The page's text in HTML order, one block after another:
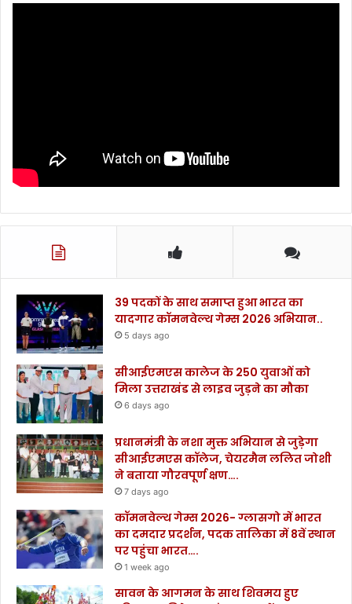
39 पदकों के साथ समाप्त हुआ भारत का
यादगार कॉमनवेल्थ गेम्स 2026 अभियान..
5 days ago
सीआईएमएस कालेज के 250 युवाओं को
मिला उत्तराखंड से लाइव जुड़ने का मौका
6 days ago
प्रधानमंत्री के नशा मुक्त अभियान से जुड़ेगा
सीआईएमएस कॉलेज, चेयरमैन ललित जोशी
ने बताया गौरवपूर्ण क्षण….
7 days ago
कॉमनवेल्थ गेम्स 2026- ग्लासगो में भारत
का दमदार प्रदर्शन, पदक तालिका में 8वें स्थान
पर पहुंचा भारत….
1 week ago
सावन के आगमन के साथ शिवमय हुए